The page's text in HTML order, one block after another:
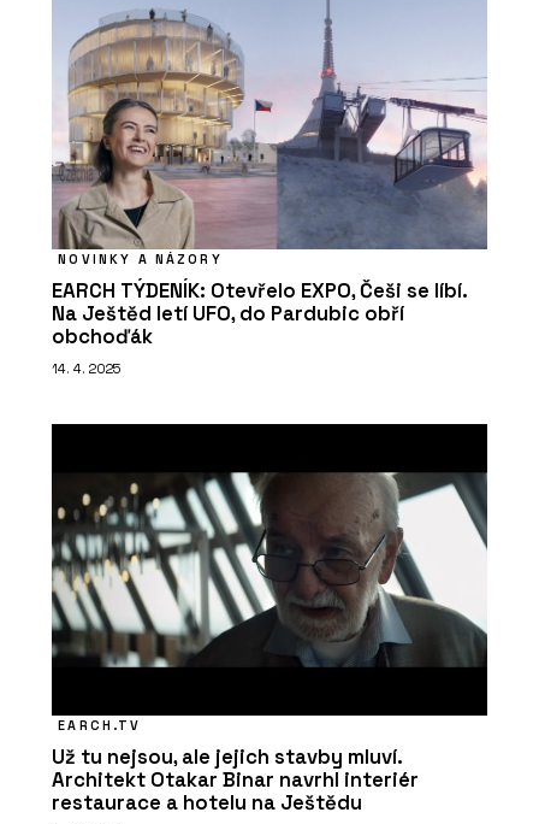
NOVINKY A NÁZORY
EARCH TÝDENÍK: Otevřelo EXPO, Češi se líbí.
Na Ještěd letí UFO, do Pardubic obří
obchoďák
14. 4. 2025
EARCH.TV
Už tu nejsou, ale jejich stavby mluví.
Architekt Otakar Binar navrhl interiér
restaurace a hotelu na Ještědu